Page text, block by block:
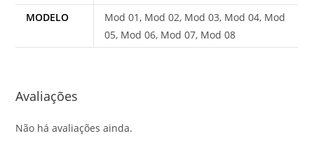
MODELO
Mod 01, Mod 02, Mod 03, Mod 04, Mod
05, Mod 06, Mod 07, Mod 08
Avaliações
Não há avaliações ainda.